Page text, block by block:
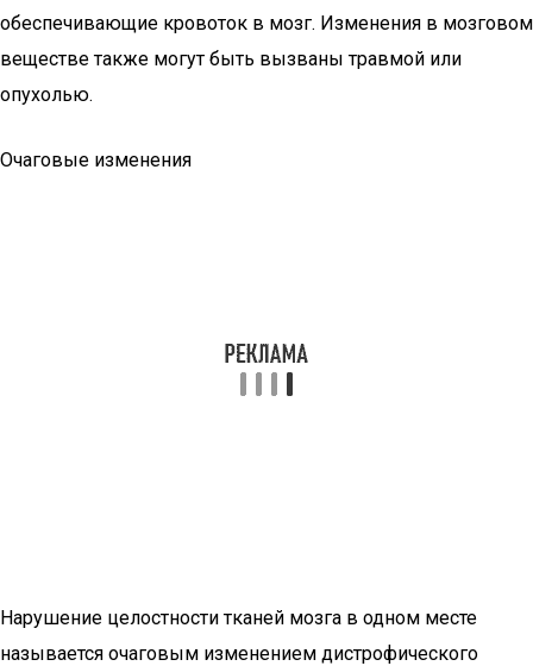
обеспечивающие кровоток в мозг. Изменения в мозговом
веществе также могут быть вызваны травмой или
опухолью.
Очаговые изменения
Нарушение целостности тканей мозга в одном месте
называется очаговым изменением дистрофического